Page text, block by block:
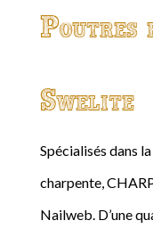
Poutres
Swelite
Spécialisés dans
charpente,
Nailweb. D’une